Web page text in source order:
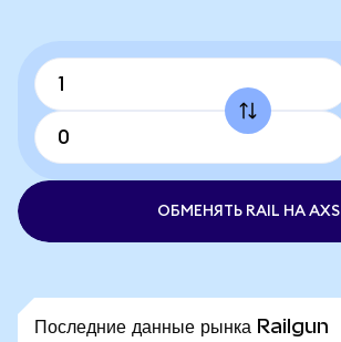
ОБМЕНЯТЬ RAIL НА AXS
Последние данные рынка Railgun